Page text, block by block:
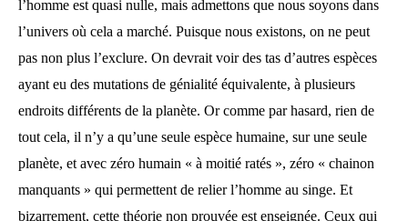
l’homme est quasi nulle, mais admettons que nous soyons dans
l’univers où cela a marché. Puisque nous existons, on ne peut
pas non plus l’exclure. On devrait voir des tas d’autres espèces
ayant eu des mutations de génialité équivalente, à plusieurs
endroits différents de la planète. Or comme par hasard, rien de
tout cela, il n’y a qu’une seule espèce humaine, sur une seule
planète, et avec zéro humain « à moitié ratés », zéro « chainon
manquants » qui permettent de relier l’homme au singe. Et
bizarrement, cette théorie non prouvée est enseignée. Ceux qui